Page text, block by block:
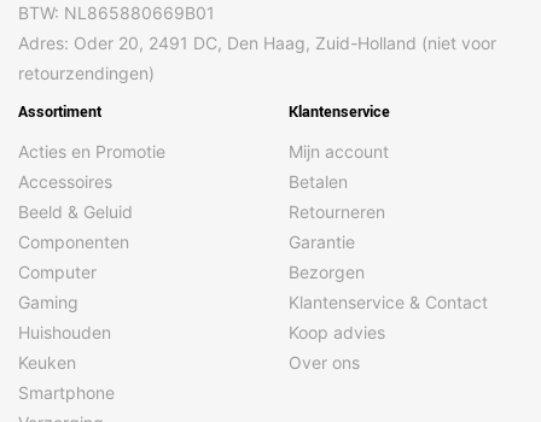
BTW: NL865880669B01
Adres: Oder 20, 2491 DC, Den Haag, Zuid-Holland (niet voor
retourzendingen)
Assortiment
Acties en Promotie
Accessoires
Beeld & Geluid
Componenten
Computer
Gaming
Huishouden
Keuken
Smartphone
Klantenservice
Mijn account
Betalen
Retourneren
Garantie
Bezorgen
Klantenservice & Contact
Koop advies
Over ons